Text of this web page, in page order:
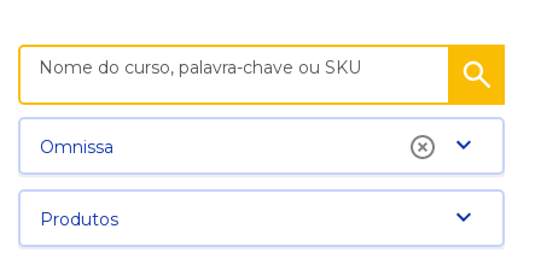
Omnissa
Produtos